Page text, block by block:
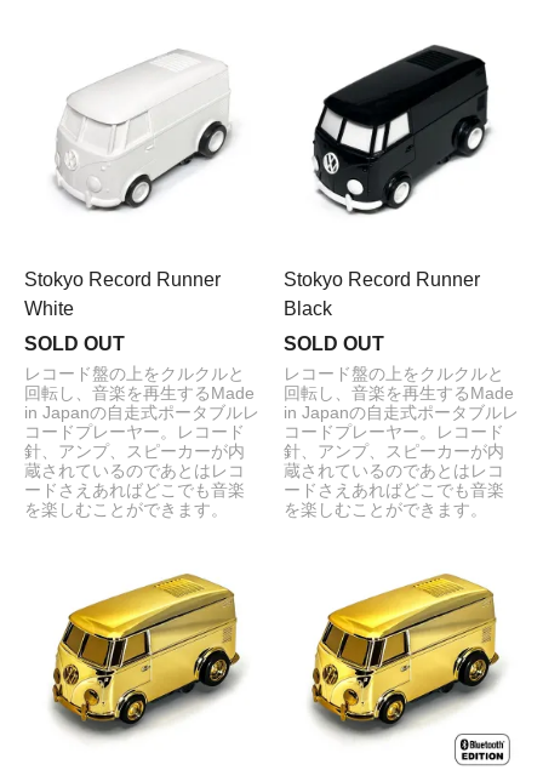
Stokyo Record Runner
White
SOLD OUT
レコード盤の上をクルクルと
回転し、音楽を再生するMade
in Japanの自走式ポータブルレ
コードプレーヤー。レコード
針、アンプ、スピーカーが内
蔵されているのであとはレコ
ードさえあればどこでも音楽
を楽しむことができます。
Stokyo Record Runner
Black
SOLD OUT
レコード盤の上をクルクルと
回転し、音楽を再生するMade
in Japanの自走式ポータブルレ
コードプレーヤー。レコード
針、アンプ、スピーカーが内
蔵されているのであとはレコ
ードさえあればどこでも音楽
を楽しむことができます。